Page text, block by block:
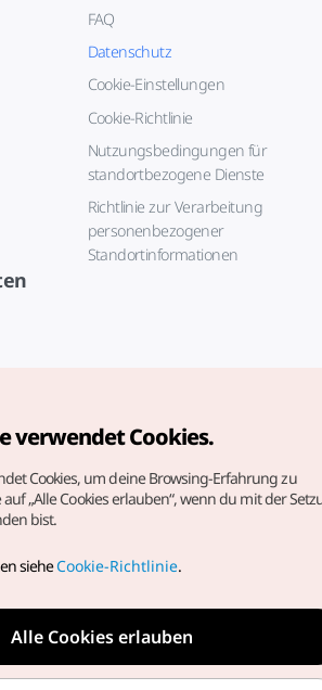
FAQ
Datenschutz
Cookie-Einstellungen
Cookie-Richtlinie
Nutzungsbedingungen für
standortbezogene Dienste
Richtlinie zur Verarbeitung
personenbezogener
Standortinformationen
verwendet Cookies.
Cookies, um deine Browsing-Erfahrung zu
auf „Alle Cookies erlauben“, wenn du mit der
bist.
sieheCookie-Richtlinie.
Alle Cookies erlauben